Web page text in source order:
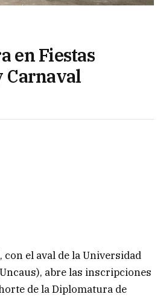
en Fiestas
Carnaval
el aval de la Universidad
abre las inscripciones
de la Diplomatura de